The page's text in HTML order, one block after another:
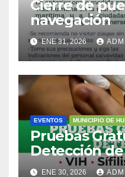
Cierre de
navegación
ENE 31, 2026
EVENTOS MUNICIPIO DE
Pruebas
Detección de
Hepatitis C.
ENE 30, 2026